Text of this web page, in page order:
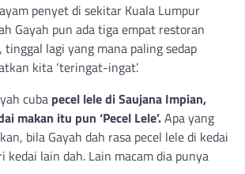
penyet di sekitar Kuala Lumpur
Gayah pun ada tiga empat restoran
lagi yang mana paling sedap
kita ‘teringat-ingat’.
cuba pecel lele di Saujana Impian,
makan itu pun ‘Pecel Lele’.Apa yang
bila Gayah dah rasa pecel lele di kedai
kedai lain dah. Lain macam dia punya